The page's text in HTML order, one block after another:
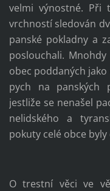
velmi výnostné. Při
vrchností sledován
panské pokladny a
poslouchali.
obec poddaných
pych na panských
jestliže se nenašel
nelidského a
pokuty celé obce
O trestní věci ve